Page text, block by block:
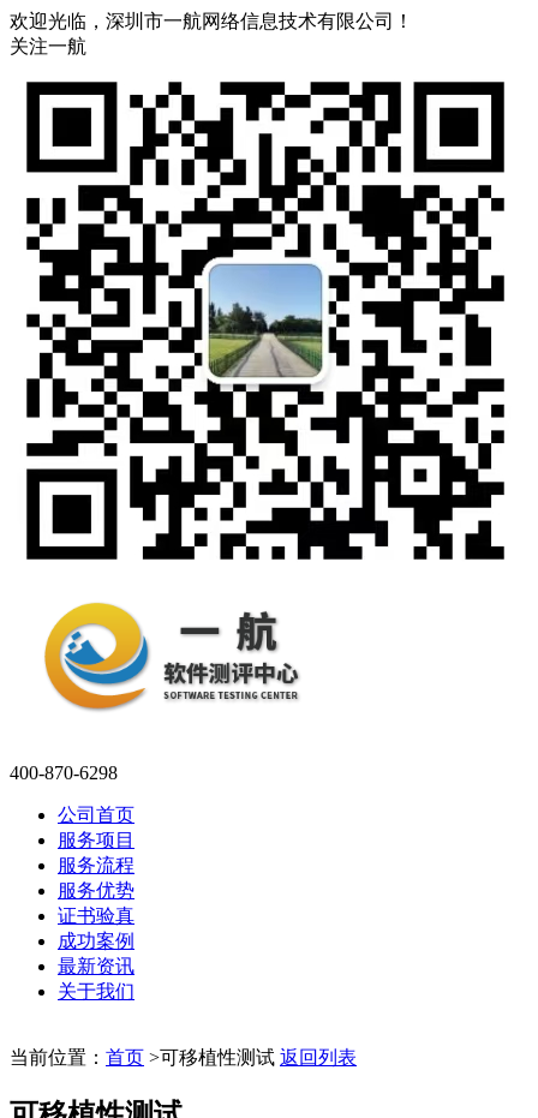
欢迎光临，深圳市一航网络信息技术有限公司！
关注一航
400-870-6298
公司首页
服务项目
服务流程
服务优势
证书验真
成功案例
最新资讯
关于我们
当前位置： 首页 >可移植性测试 返回列表